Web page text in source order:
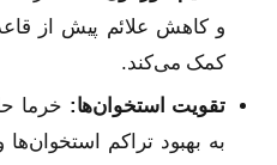
کمک می‌کند.
تقویت استخوان‌ها: خرما
به بهبود تراکم